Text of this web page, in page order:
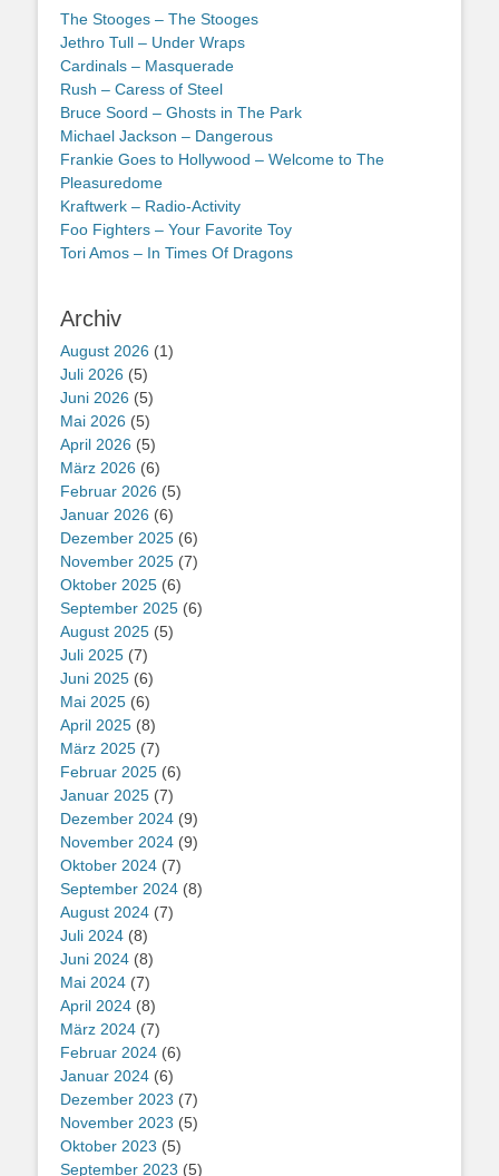
The Stooges – The Stooges
Jethro Tull – Under Wraps
Cardinals – Masquerade
Rush – Caress of Steel
Bruce Soord – Ghosts in The Park
Michael Jackson – Dangerous
Frankie Goes to Hollywood – Welcome to The
Pleasuredome
Kraftwerk – Radio-Activity
Foo Fighters – Your Favorite Toy
Tori Amos – In Times Of Dragons
Archiv
August 2026 (1)
Juli 2026 (5)
Juni 2026 (5)
Mai 2026 (5)
April 2026 (5)
März 2026 (6)
Februar 2026 (5)
Januar 2026 (6)
Dezember 2025 (6)
November 2025 (7)
Oktober 2025 (6)
September 2025 (6)
August 2025 (5)
Juli 2025 (7)
Juni 2025 (6)
Mai 2025 (6)
April 2025 (8)
März 2025 (7)
Februar 2025 (6)
Januar 2025 (7)
Dezember 2024 (9)
November 2024 (9)
Oktober 2024 (7)
September 2024 (8)
August 2024 (7)
Juli 2024 (8)
Juni 2024 (8)
Mai 2024 (7)
April 2024 (8)
März 2024 (7)
Februar 2024 (6)
Januar 2024 (6)
Dezember 2023 (7)
November 2023 (5)
Oktober 2023 (5)
September 2023 (5)